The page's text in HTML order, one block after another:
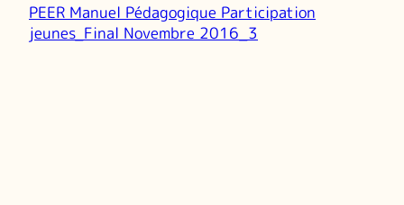
PEER Manuel Pédagogique Participation
jeunes_Final Novembre 2016_3